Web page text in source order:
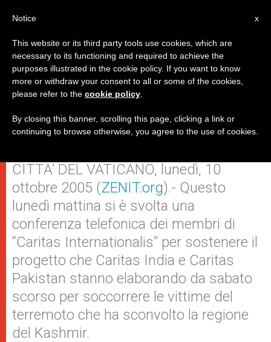
Caritas in prima fila nel
soccorrere le vittime del
terremoto in India e Pakistan
CITTA’ DEL VATICANO, lunedì, 10
ottobre 2005 (ZENIT.org).- Questo
lunedì mattina si è svolta una
conferenza telefonica dei membri di
“Caritas Internationalis” per sostenere il
progetto che Caritas India e Caritas
Pakistan stanno elaborando da sabato
scorso per soccorrere le vittime del
terremoto che ha sconvolto la regione
del Kashmir.
x
Notice
This website or its third party tools use cookies, which are
necessary to its functioning and required to achieve the
purposes illustrated in the cookie policy. If you want to know
more or withdraw your consent to all or some of the cookies,
please refer to the cookie policy
By closing this banner, scrolling this page, clicking a link or
continuing to browse otherwise, you agree to the use of cookies.